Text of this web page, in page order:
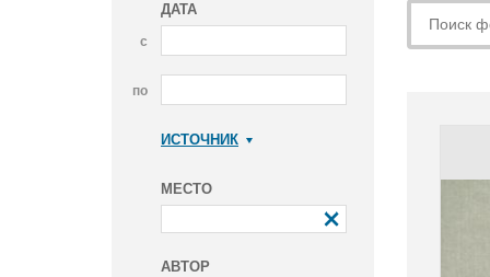
ДАТА
с
по
ИСТОЧНИК
МЕСТО
АВТОР